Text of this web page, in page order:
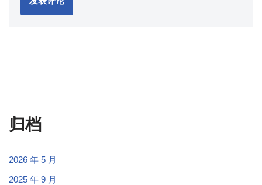
归档
2026 年 5 月
2025 年 9 月